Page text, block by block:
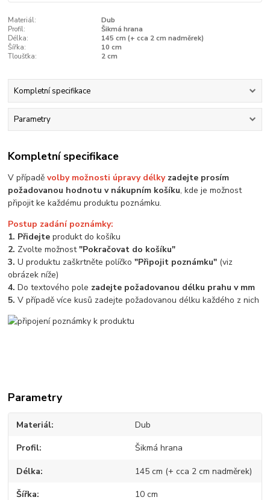
Materiál:
Dub
Profil:
Šikmá hrana
Délka:
145 cm (+ cca 2 cm nadměrek)
Šířka:
10 cm
Tloušťka:
2 cm
Kompletní specifikace
Parametry
Kompletní specifikace
V případěvolby možnosti úpravy délkyzadejte prosím
požadovanou hodnotu v nákupním košíku, kde je možnost
připojit ke každému produktu poznámku.
Postup zadání poznámky:
1. Přidejte produkt do košíku
2. Zvolte možnost"Pokračovat do košíku"
3.U produktu zaškrtněte políčko"Připojit poznámku" (viz
obrázek níže)
4.Do textového pole zadejte požadovanou délku prahu v mm
5.V případě více kusů zadejte požadovanou délku každého z nich
Parametry
Materiál Dub
Profil Šikmá hrana
Délka 145 cm (+ cca 2 cm nadměrek)
Šířka 10 cm